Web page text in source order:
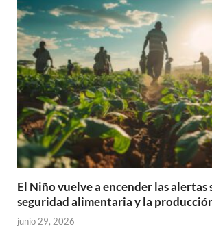
El Niño vuelve a encender las alertas
seguridad alimentaria y la
junio 29, 2026